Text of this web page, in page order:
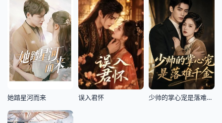
她踏星河而来 误入君怀 少帅的掌心宠是落难千金